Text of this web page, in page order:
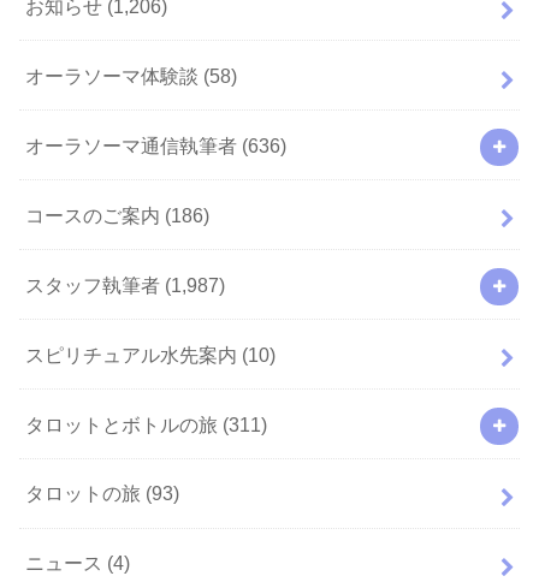
お知らせ (1,206)
オーラソーマ体験談 (58)
オーラソーマ通信執筆者 (636)
コースのご案内 (186)
スタッフ執筆者 (1,987)
スピリチュアル水先案内 (10)
タロットとボトルの旅 (311)
タロットの旅 (93)
ニュース (4)